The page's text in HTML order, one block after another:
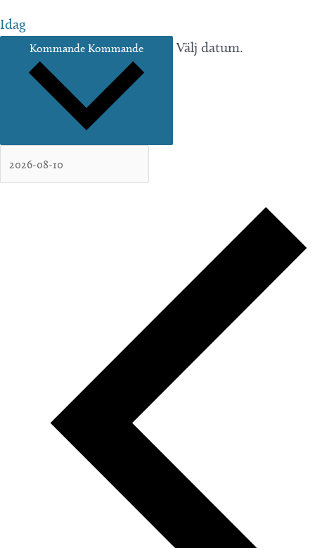
Idag
Kommande Kommande Välj datum.